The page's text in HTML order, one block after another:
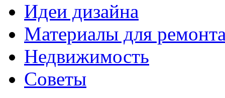
Идеи дизайна
Материалы для
Недвижимость
Советы